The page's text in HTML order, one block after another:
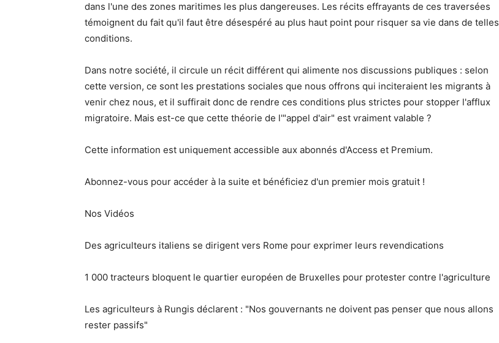
dans l'une des zones maritimes les plus dangereuses. Les récits effrayants de ces traversées
témoignent du fait qu'il faut être désespéré au plus haut point pour risquer sa vie dans de telles
conditions.
Dans notre société, il circule un récit différent qui alimente nos discussions publiques : selon
cette version, ce sont les prestations sociales que nous offrons qui inciteraient les migrants à
venir chez nous, et il suffirait donc de rendre ces conditions plus strictes pour stopper l'afflux
migratoire. Mais est-ce que cette théorie de l'"appel d'air" est vraiment valable ?
Cette information est uniquement accessible aux abonnés d'Access et Premium.
Abonnez-vous pour accéder à la suite et bénéficiez d'un premier mois gratuit !
Nos Vidéos
Des agriculteurs italiens se dirigent vers Rome pour exprimer leurs revendications
1 000 tracteurs bloquent le quartier européen de Bruxelles pour protester contre l'agriculture
Les agriculteurs à Rungis déclarent : "Nos gouvernants ne doivent pas penser que nous allons
rester passifs"